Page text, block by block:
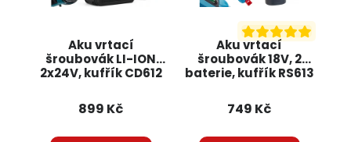
Aku vrtací
šroubovák LI-ION
2x24V, kufřík CD612
899 Kč
Aku vrtací
šroubovák 18V, 2
baterie, kufřík RS613
749 Kč